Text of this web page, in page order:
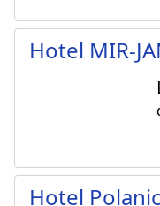
Hotel MIR-
Hotel